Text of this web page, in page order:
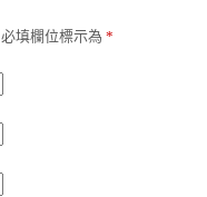
必填欄位標示為 *